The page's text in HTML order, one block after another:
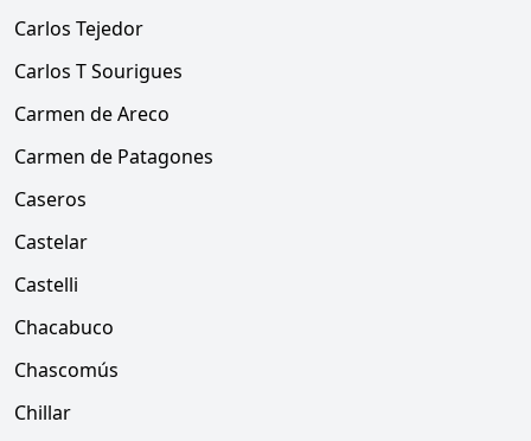
Carlos Tejedor
Carlos T Sourigues
Carmen de Areco
Carmen de Patagones
Caseros
Castelar
Castelli
Chacabuco
Chascomús
Chillar